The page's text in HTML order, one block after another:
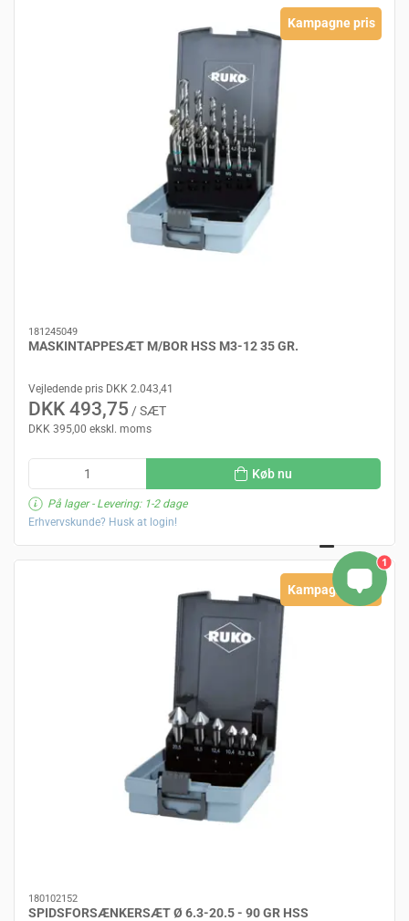
Kampagne pris
181245049
MASKINTAPPESÆT M/BOR HSS M3-12 35 GR.
Vejledende pris DKK 2.043,41
DKK 493,75 / SÆT
DKK 395,00 ekskl. moms
Køb nu
På lager- Levering: 1-2 dage
Erhvervskunde? Husk at login!
Kampagne pris
180102152
SPIDSFORSÆNKERSÆT Ø 6.3-20.5 - 90 GR HSS
1